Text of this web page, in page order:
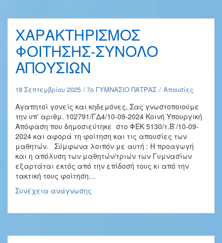
ΧΑΡΑΚΤΗΡΙΣΜΟΣ
ΦΟΙΤΗΣΗΣ-ΣΥΝΟΛΟ
ΑΠΟΥΣΙΩΝ
18 Σεπτεμβρίου 2025 7ο ΓΥΜΝΑΣΙΟ ΠΑΤΡΑΣ Απουσίες
Αγαπητοί γονείς και κηδεμόνες, Σας γνωστοποιούμε
την υπ’ αριθμ. 102791/ΓΔ4/10-09-2024 Κοινή Υπουργική
Απόφαση που δημοσιεύτηκε στο ΦΕΚ 5130/τ.Β ́/10-09-
2024 και αφορά τη φοίτηση και τις απουσίες των
μαθητών. Σύμφωνα λοιπόν με αυτή : Η προαγωγή
και η απόλυση των μαθητών/τριών των Γυμνασίων
εξαρτάται εκτός από την επίδοσή τους κι από την
τακτική τους φοίτηση…
Συνέχεια ανάγνωσης